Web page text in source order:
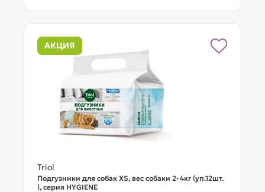
АКЦИЯ
Triol
Подгузники для собак XS, вес собаки 2-4кг (уп.12шт.
), серия HYGIENE